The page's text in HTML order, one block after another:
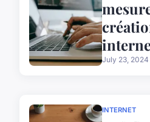
July 23, 2024
INTERNET